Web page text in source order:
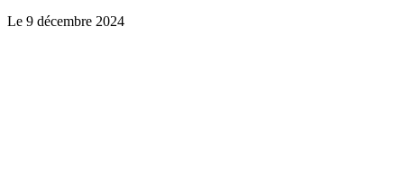
Le 9 décembre 2024